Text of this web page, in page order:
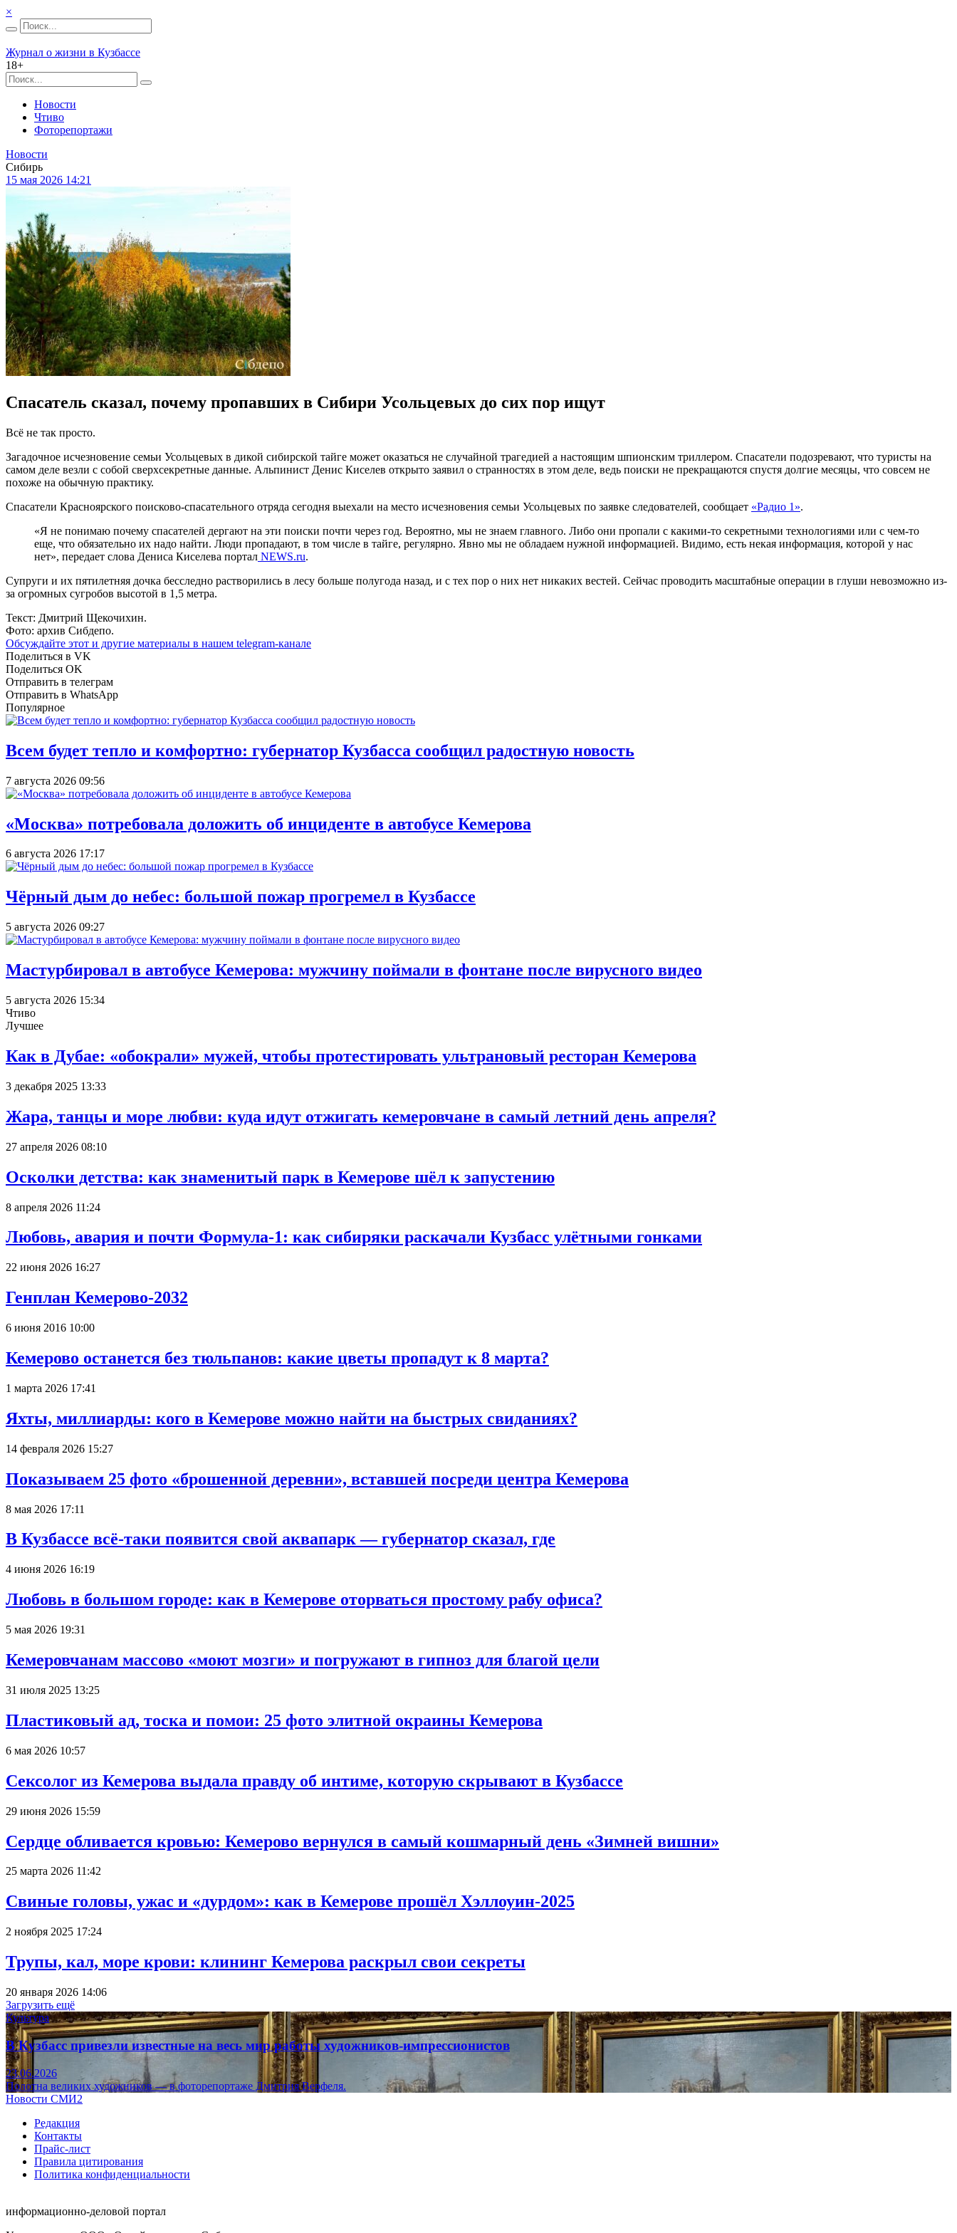
×
Журнал о жизни в Кузбассе
18+
Новости
Чтиво
Фоторепортажи
Новости
Сибирь
15 мая 2026 14:21
Спасатель сказал, почему пропавших в Сибири Усольцевых до сих пор ищут
Всё не так просто.
Загадочное исчезновение семьи Усольцевых в дикой сибирской тайге может оказаться не случайной трагедией а настоящим шпионским триллером. Спасатели подозревают, что туристы на
самом деле везли с собой сверхсекретные данные. Альпинист Денис Киселев открыто заявил о странностях в этом деле, ведь поиски не прекращаются спустя долгие месяцы, что совсем не
похоже на обычную практику.
Спасатели Красноярского поисково-спасательного отряда сегодня выехали на место исчезновения семьи Усольцевых по заявке следователей, сообщает «Радио 1».
«Я не понимаю почему спасателей дергают на эти поиски почти через год. Вероятно, мы не знаем главного. Либо они пропали с какими-то секретными технологиями или с чем-то
еще, что обязательно их надо найти. Люди пропадают, в том числе в тайге, регулярно. Явно мы не обладаем нужной информацией. Видимо, есть некая информация, которой у нас
нет», передает слова Дениса Киселева портал NEWS.ru.
Супруги и их пятилетняя дочка бесследно растворились в лесу больше полугода назад, и с тех пор о них нет никаких вестей. Сейчас проводить масштабные операции в глуши невозможно из-
за огромных сугробов высотой в 1,5 метра.
Текст: Дмитрий Щекочихин.
Фото: архив Сибдепо.
Обсуждайте этот и другие материалы в нашем telegram-канале
Поделиться в VK
Поделиться OK
Отправить в телеграм
Отправить в WhatsApp
Популярное
Всем будет тепло и комфортно: губернатор Кузбасса сообщил радостную новость
7 августа 2026 09:56
«Москва» потребовала доложить об инциденте в автобусе Кемерова
6 августа 2026 17:17
Чёрный дым до небес: большой пожар прогремел в Кузбассе
5 августа 2026 09:27
Мастурбировал в автобусе Кемерова: мужчину поймали в фонтане после вирусного видео
5 августа 2026 15:34
Чтиво
Лучшее
Как в Дубае: «обокрали» мужей, чтобы протестировать ультрановый ресторан Кемерова
3 декабря 2025 13:33
Жара, танцы и море любви: куда идут отжигать кемеровчане в самый летний день апреля?
27 апреля 2026 08:10
Осколки детства: как знаменитый парк в Кемерове шёл к запустению
8 апреля 2026 11:24
Любовь, авария и почти Формула-1: как сибиряки раскачали Кузбасс улётными гонками
22 июня 2026 16:27
Генплан Кемерово-2032
6 июня 2016 10:00
Кемерово останется без тюльпанов: какие цветы пропадут к 8 марта?
1 марта 2026 17:41
Яхты, миллиарды: кого в Кемерове можно найти на быстрых свиданиях?
14 февраля 2026 15:27
Показываем 25 фото «брошенной деревни», вставшей посреди центра Кемерова
8 мая 2026 17:11
В Кузбассе всё-таки появится свой аквапарк — губернатор сказал, где
4 июня 2026 16:19
Любовь в большом городе: как в Кемерове оторваться простому рабу офиса?
5 мая 2026 19:31
Кемеровчанам массово «моют мозги» и погружают в гипноз для благой цели
31 июля 2025 13:25
Пластиковый ад, тоска и помои: 25 фото элитной окраины Кемерова
6 мая 2026 10:57
Сексолог из Кемерова выдала правду об интиме, которую скрывают в Кузбассе
29 июня 2026 15:59
Сердце обливается кровью: Кемерово вернулся в самый кошмарный день «Зимней вишни»
25 марта 2026 11:42
Свиные головы, ужас и «дурдом»: как в Кемерове прошёл Хэллоуин-2025
2 ноября 2025 17:24
Трупы, кал, море крови: клининг Кемерова раскрыл свои секреты
20 января 2026 14:06
Загрузить ещё
Культура
В Кузбасс привезли известные на весь мир работы художников-импрессионистов
23.06.2026
Полотна великих художников — в фоторепортаже Дмитрия Верфеля.
Новости СМИ2
Редакция
Контакты
Прайс-лист
Правила цитирования
Политика конфиденциальности
информационно-деловой портал